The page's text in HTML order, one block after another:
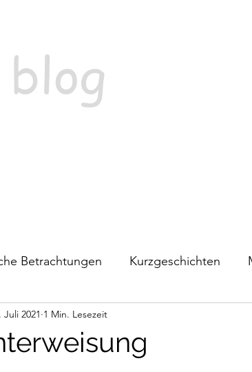
Betrachtungen Kurzgeschichten
Gedanken
Juli 2021 1 Min. Lesezeit
bewertet.